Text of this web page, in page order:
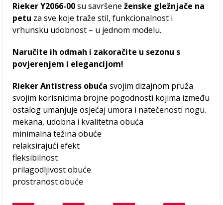
Rieker Y2066-00su savršeneženske gležnjače na
petu za sve koje traže stil, funkcionalnost i
vrhunsku udobnost – u jednom modelu.
Naručite ih odmah i zakoračite u sezonu s
povjerenjem i elegancijom!
Rieker Antistress obuća svojim dizajnom pruža
svojim korisnicima brojne pogodnosti kojima između
ostalog umanjuje osjećaj umora i natečenosti nogu.
mekana, udobna i kvalitetna obuća
minimalna težina obuće
relaksirajući efekt
fleksibilnost
prilagodljivost obuće
prostranost obuće